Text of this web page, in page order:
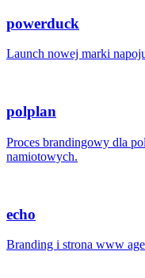
powerduck
Launch nowej marki
polplan
Proces brandingowy dla
namiotowych.
echo
Branding i strona www